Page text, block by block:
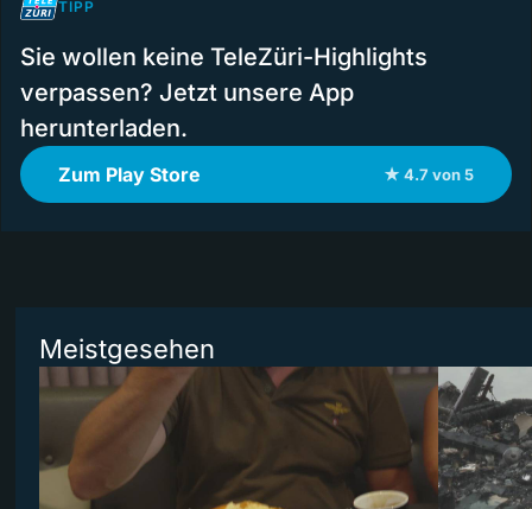
TIPP
Sie wollen keine TeleZüri-Highlights
verpassen? Jetzt unsere App
herunterladen.
Zum Play Store ★ 4.7 von 5
Meistgesehen